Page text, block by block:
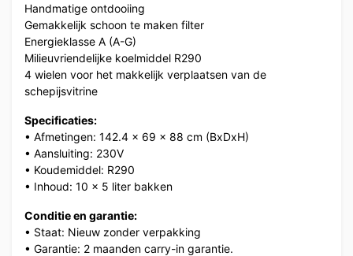
Handmatige ontdooiing
Gemakkelijk schoon te maken filter
Energieklasse A (A-G)
Milieuvriendelijke koelmiddel R290
4 wielen voor het makkelijk verplaatsen van de
schepijsvitrine
Specificaties:
• Afmetingen: 142.4 x 69 x 88 cm (BxDxH)
• Aansluiting: 230V
• Koudemiddel: R290
• Inhoud: 10 x 5 liter bakken
Conditie en garantie:
• Staat: Nieuw zonder verpakking
• Garantie: 2 maanden carry-in garantie.